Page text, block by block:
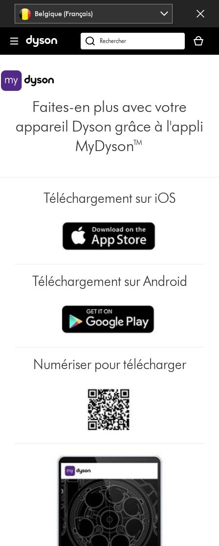
Sauter
pages
Belgique (Français)
Rechercher
des
panier
est
Faites-en plus avec votre
appareil Dyson grâce à l'appli
MyDyson™
Téléchargement sur iOS
Téléchargement sur Android
Numériser pour télécharger